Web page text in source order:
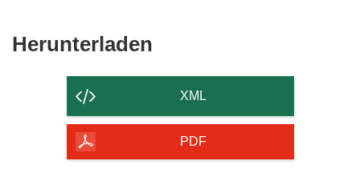
Herunterladen
der
Seite
herunterladen
XML
PDF